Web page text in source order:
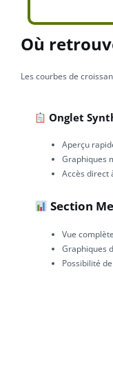
Où
Les courbes de
Onglet
Aperçu
Graphiques
Accès direct
Section
Vue
Graphiques
Possibilité